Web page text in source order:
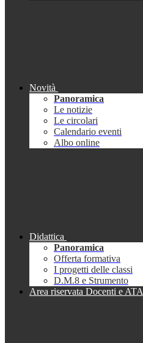
Novità
Panoramica
Le notizie
Le circolari
Calendario eventi
Albo online
Didattica
Panoramica
Offerta formativa
I progetti delle classi
D.M.8 e Strumento
Area riservata Docenti e ATA